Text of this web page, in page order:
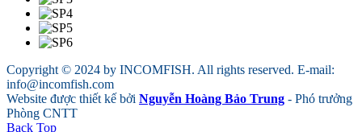
Copyright © 2024 by INCOMFISH. All rights reserved. E-mail:
info@incomfish.com
Website được thiết kế bởi Nguyễn Hoàng Bảo Trung - Phó trưởng
Phòng CNTT
Back Top